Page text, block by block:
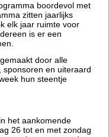
boordevol met
zitten jaarlijks
elk jaar ruimte voor
is er een
door alle
sponsoren en uiteraard
hun steentje
het aankomende
26 tot en met zondag